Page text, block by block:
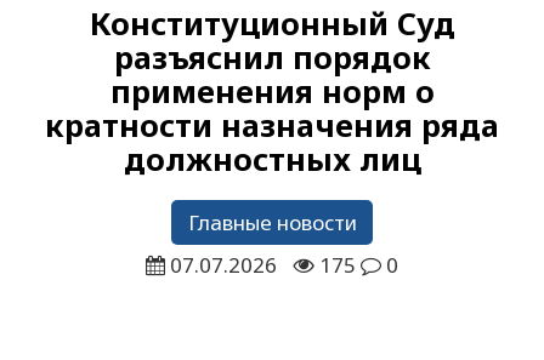
Конституционный Суд
разъяснил порядок
применения норм о
кратности назначения ряда
должностных лиц
Главные новости
07.07.2026
175 0